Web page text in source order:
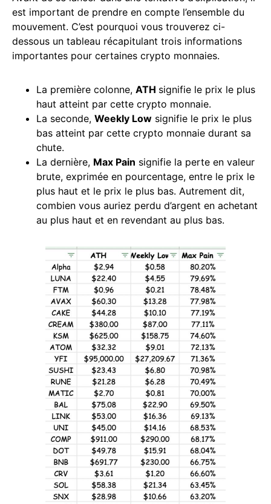
est important de prendre en compte l’ensemble du
mouvement. C’est pourquoi vous trouverez ci-
dessous un tableau récapitulant trois informations
importantes pour certaines crypto monnaies.
La première colonne, ATH signifie le prix le plus
haut atteint par cette crypto monnaie.
La seconde, Weekly Low signifie le prix le plus
bas atteint par cette crypto monnaie durant sa
chute.
La dernière, Max Pain signifie la perte en valeur
brute, exprimée en pourcentage, entre le prix le
plus haut et le prix le plus bas. Autrement dit,
combien vous auriez perdu d’argent en achetant
au plus haut et en revendant au plus bas.